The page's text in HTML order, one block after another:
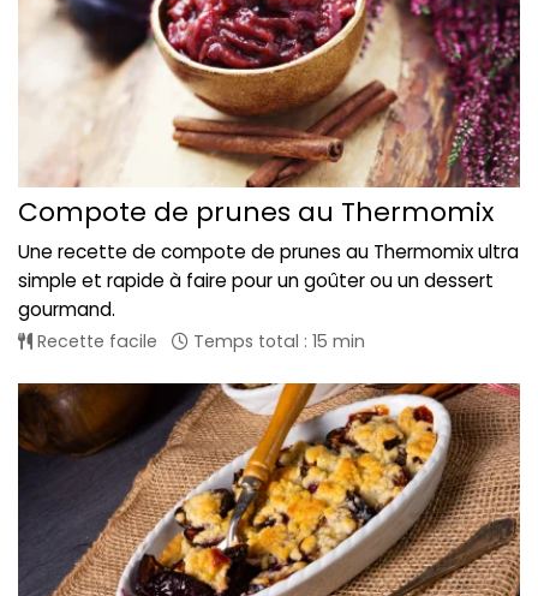
Compote de prunes au Thermomix
Une recette de compote de prunes au Thermomix ultra
simple et rapide à faire pour un goûter ou un dessert
gourmand.
Recette facile Temps total : 15 min